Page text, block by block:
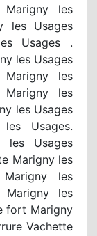
Marigny les
les Usages
Usages .
les Usages
les
Marigny les
les Usages
Usages.
les Usages
Marigny les
les
Marigny les
fort Marigny
Vachette